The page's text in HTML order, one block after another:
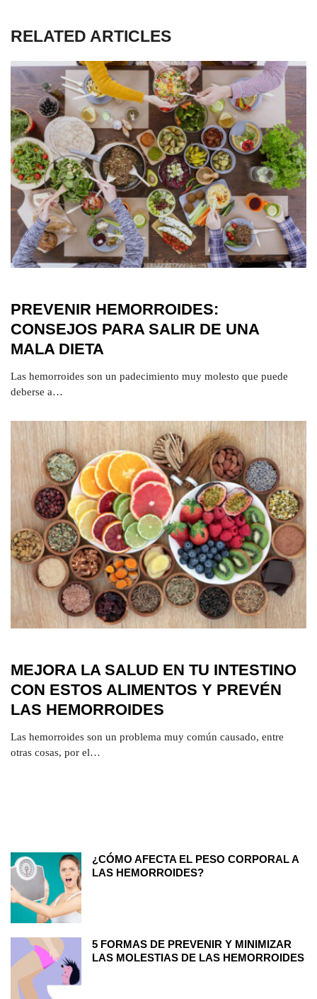
RELATED ARTICLES
PREVENIR HEMORROIDES:
CONSEJOS PARA SALIR DE UNA
MALA DIETA
Las hemorroides son un padecimiento muy molesto que puede
deberse a…
MEJORA LA SALUD EN TU INTESTINO
CON ESTOS ALIMENTOS Y PREVÉN
LAS HEMORROIDES
Las hemorroides son un problema muy común causado, entre
otras cosas, por el…
¿CÓMO AFECTA EL PESO CORPORAL A
LAS HEMORROIDES?
5 FORMAS DE PREVENIR Y MINIMIZAR
LAS MOLESTIAS DE LAS HEMORROIDES